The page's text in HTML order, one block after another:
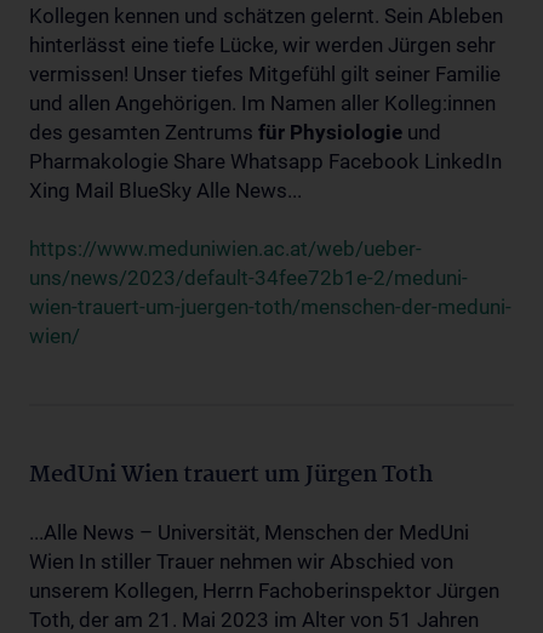
Kollegen kennen und schätzen gelernt. Sein Ableben
hinterlässt eine tiefe Lücke, wir werden Jürgen sehr
vermissen! Unser tiefes Mitgefühl gilt seiner Familie
und allen Angehörigen. Im Namen aller Kolleg:innen
des gesamten Zentrums für Physiologie und
Pharmakologie Share Whatsapp Facebook LinkedIn
Xing Mail BlueSky Alle News...
https://www.meduniwien.ac.at/web/ueber-
uns/news/2023/default-34fee72b1e-2/meduni-
wien-trauert-um-juergen-toth/menschen-der-meduni-
wien/
MedUni Wien trauert um Jürgen Toth
...Alle News – Universität, Menschen der MedUni
Wien In stiller Trauer nehmen wir Abschied von
unserem Kollegen, Herrn Fachoberinspektor Jürgen
Toth, der am 21. Mai 2023 im Alter von 51 Jahren